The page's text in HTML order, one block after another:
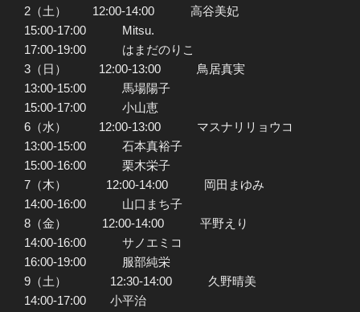
2（土） 12:00-14:00 高谷美妃
15:00-17:00 Mitsu.
17:00-19:00 はまだのりこ
3（日） 12:00-13:00 鳥居真実
13:00-15:00 馬場陽子
15:00-17:00 小山恵
6（水） 12:00-13:00 マスナリリョウコ
13:00-15:00 石本真裕子
15:00-16:00 栗木栄子
7（木） 12:00-14:00 岡田まゆみ
14:00-16:00 山口まち子
8（金） 12:00-14:00 平野えり
14:00-16:00 サノエミコ
16:00-19:00 服部純栄
9（土） 12:30-14:00 久野晴美
14:00-17:00 小平治